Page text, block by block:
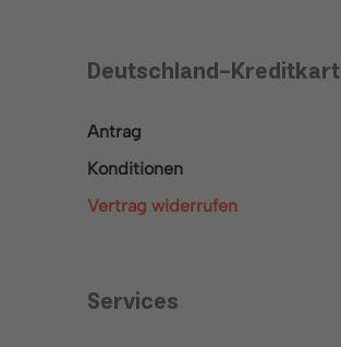
Deutschland-
Antrag
Konditionen
Vertrag widerrufen
Services